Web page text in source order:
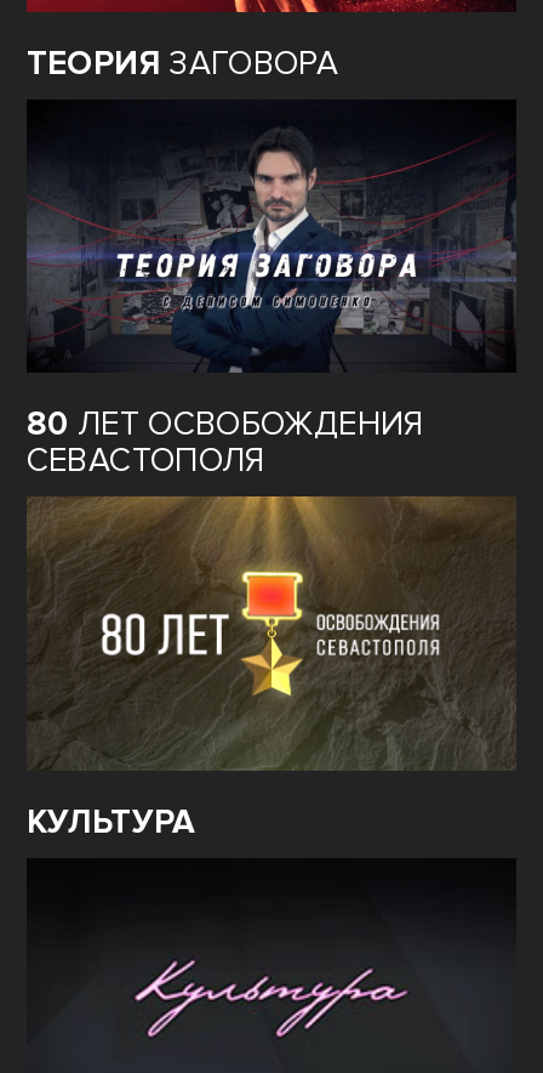
ТЕОРИЯ ЗАГОВОРА
80 ЛЕТ ОСВОБОЖДЕНИЯ
СЕВАСТОПОЛЯ
КУЛЬТУРА